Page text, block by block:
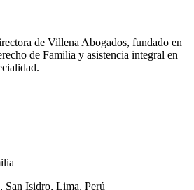
de Villena Abogados, fundado en
de Familia y asistencia integral en
San Isidro, Lima, Perú